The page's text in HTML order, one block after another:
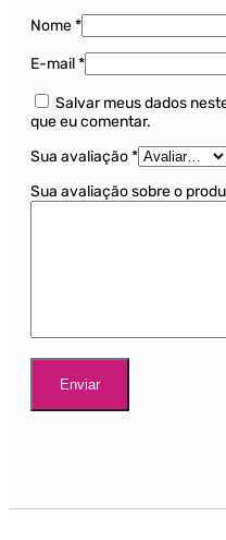
Nome*
E-mail*
Salvar meus dados
que eu comentar.
Sua avaliação*
Sua avaliação sobre o